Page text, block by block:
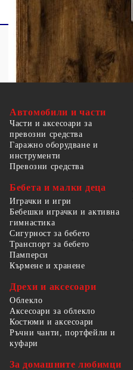
Автомобили и части
Части и аксесоари за
превозни средства
Гаражно оборудване и
инструменти
Превозни средства
Бебета и малки деца
Играчки и игри
Бебешки играчки и активна
гимнастика
Сигурност за бебето
Транспорт за бебето
Памперси
Кърмене и хранене
Дрехи и аксесоари
Облекло
Аксесоари за облекло
Костюми и аксесоари
Ръчни чанти, портфейли и
куфари
За домашните любимци